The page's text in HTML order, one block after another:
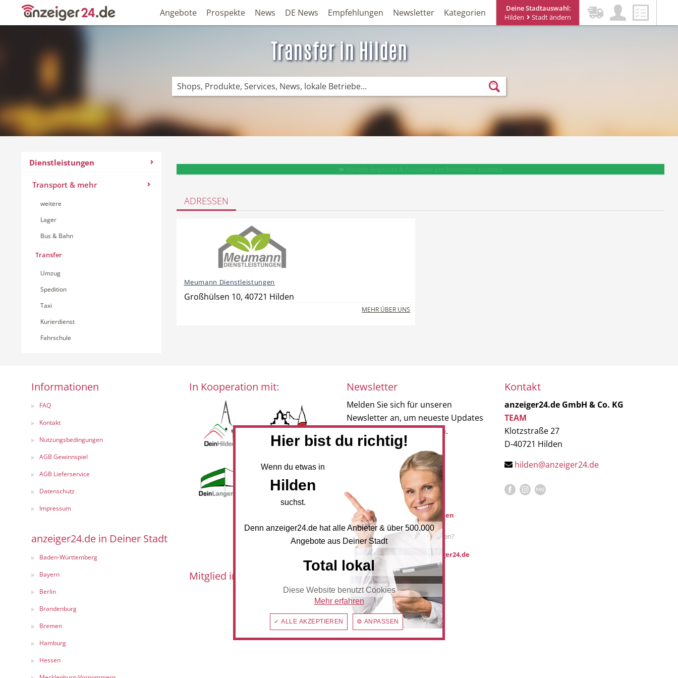
Deine Stadtauswahl:
Hilden
Stadt ändern
Angebote Prospekte News DE News Empfehlungen Newsletter Kategorien
Transfer in Hilden
Dienstleistungen
Transport & mehr
weitere
Lager
Bus & Bahn
Transfer
Umzug
Spedition
Taxi
Kurierdienst
Fahrschule
❤️ Aktuelle Angebote & Prospekte per Newsletter erhalten
ADRESSEN
Meumann Dienstleistungen
Großhülsen 10, 40721 Hilden
MEHR ÜBER UNS
Informationen
FAQ
Kontakt
Nutzungsbedingungen
AGB Gewinnspiel
AGB Lieferservice
Datenschutz
Impressum
anzeiger24.de in Deiner Stadt
Baden-Württemberg
Bayern
Berlin
Brandenburg
Bremen
Hamburg
Hessen
In Kooperation mit:
Mitglied im:
Newsletter
Melden Sie sich für unseren
Newsletter an, um neueste Updates
und Angebote zu erhalten.
NEWSLETTER BESTELLEN
Mediadaten
Werbung buchen
Sie möchten auf
anzeiger24.de
Werbung schalten?
hilden@anzeiger24.de
Kontakt
anzeiger24.de GmbH & Co. KG
TEAM
Klotzstraße 27
D-40721 Hilden
hilden@anzeiger24.de
Hier bist du richtig!
Wenn du etwas in
Hilden
suchst.
Denn anzeiger24.de hat alle Anbieter & über 500.000
Angebote aus Deiner Stadt
Total lokal
Diese Website benutzt Cookies
Mehr erfahren
✓ ALLE AKZEPTIEREN ⚙ ANPASSEN